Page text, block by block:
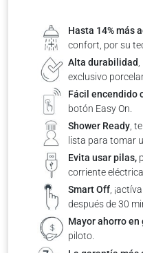
Hasta 14% más
confort, por su
Alta durabilidad
exclusivo
Fácil encendido
botón Easy On.
Shower Ready,
lista para tomar
Evita usar pilas,
corriente
Smart Off,
después de 30
Mayor ahorro en
piloto.